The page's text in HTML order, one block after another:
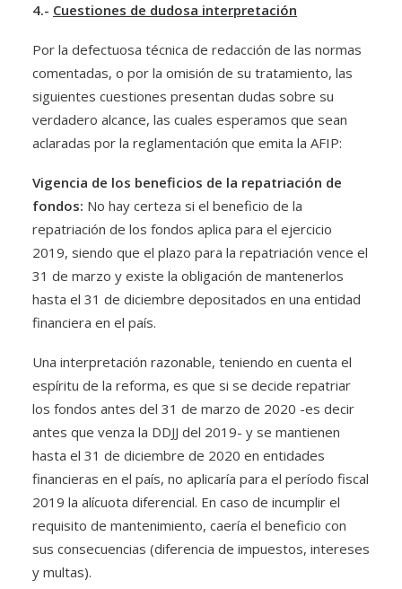
4.- Cuestiones de dudosa interpretación
Por la defectuosa técnica de redacción de las normas
comentadas, o por la omisión de su tratamiento, las
siguientes cuestiones presentan dudas sobre su
verdadero alcance, las cuales esperamos que sean
aclaradas por la reglamentación que emita la AFIP:
Vigencia de los beneficios de la repatriación de
fondos: No hay certeza si el beneficio de la
repatriación de los fondos aplica para el ejercicio
2019, siendo que el plazo para la repatriación vence el
31 de marzo y existe la obligación de mantenerlos
hasta el 31 de diciembre depositados en una entidad
financiera en el país.
Una interpretación razonable, teniendo en cuenta el
espíritu de la reforma, es que si se decide repatriar
los fondos antes del 31 de marzo de 2020 -es decir
antes que venza la DDJJ del 2019- y se mantienen
hasta el 31 de diciembre de 2020 en entidades
financieras en el país, no aplicaría para el período fiscal
2019 la alícuota diferencial. En caso de incumplir el
requisito de mantenimiento, caería el beneficio con
sus consecuencias (diferencia de impuestos, intereses
y multas).